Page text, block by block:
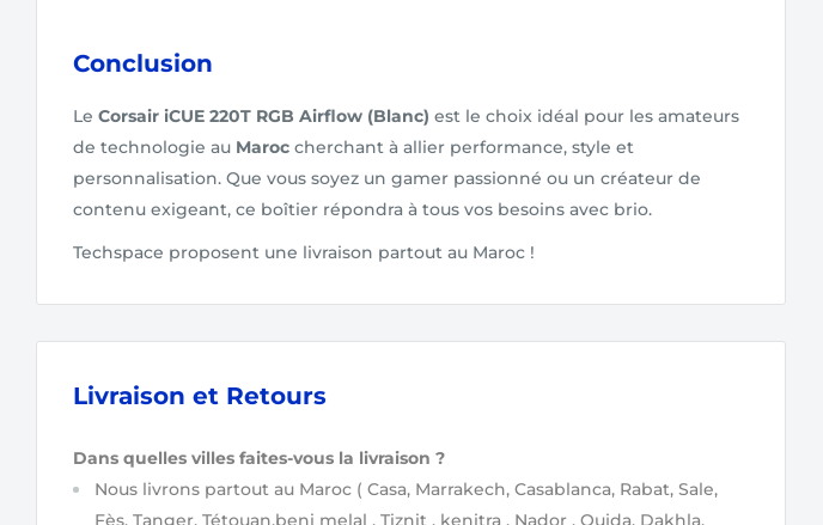
Conclusion
Le Corsair iCUE 220T RGB Airflow (Blanc) est le choix idéal pour les amateurs
de technologie au Maroc cherchant à allier performance, style et
personnalisation. Que vous soyez un gamer passionné ou un créateur de
contenu exigeant, ce boîtier répondra à tous vos besoins avec brio.
Techspace proposent une livraison partout au Maroc !
Livraison et Retours
Dans quelles villes faites-vous la livraison ?
Nous livrons partout au Maroc ( Casa, Marrakech, Casablanca, Rabat, Sale,
Fès, Tanger, Tétouan,beni melal , Tiznit , kenitra , Nador , Oujda, Dakhla,